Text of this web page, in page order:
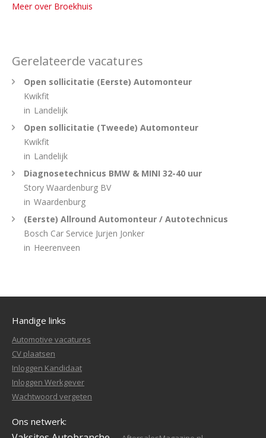
Meer over Broekhuis
Gerelateerde vacatures
Open sollicitatie (Eerste) Automonteur
Kwikfit
in Landelijk
Open sollicitatie (Tweede) Automonteur
Kwikfit
in Landelijk
Diagnosetechnicus BMW & MINI 32-40 uur
Story Waardenburg BV
in Waardenburg
(Eerste) Allround Automonteur / Autotechnicus
Bosch Car Service Jurjen Jonker
in Heerenveen
Handige links
Automotive vacatures
CV plaatsen
Inloggen Kandidaat
Inloggen Werkgever
Wachtwoord vergeten
Ons netwerk: